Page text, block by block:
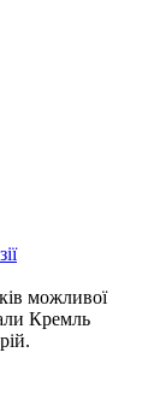
можливої
Кремль